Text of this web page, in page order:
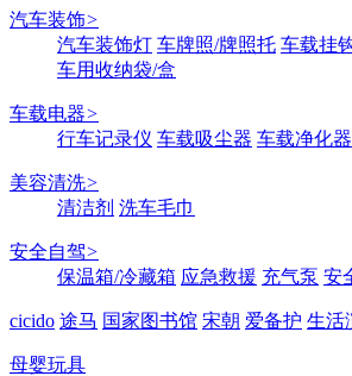
汽车装饰>
汽车装饰灯 车牌照/牌照托 车载挂
车用收纳袋/盒
车载电器>
行车记录仪 车载吸尘器 车载净化器
美容清洗>
清洁剂 洗车毛巾
安全自驾>
保温箱/冷藏箱 应急救援 充气泵 安
cicido 途马 国家图书馆 宋朝 爱备护 生活
母婴玩具